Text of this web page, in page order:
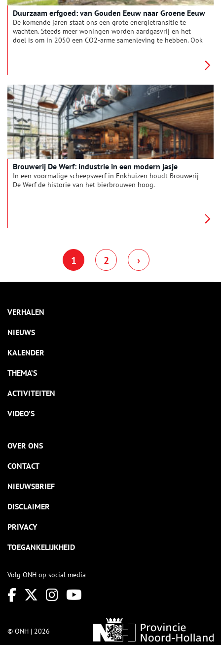
Duurzaam erfgoed: van Gouden Eeuw naar Groene Eeuw
De komende jaren staat ons een grote energietransitie te
wachten. Steeds meer woningen worden aardgasvrij en het
doel is om in 2050 een CO2-arme samenleving te hebben. Ook
Brouwerij De Werf: industrie in een modern jasje
In een voormalige scheepswerf in Enkhuizen houdt Brouwerij
De Werf de historie van het bierbrouwen hoog.
1 2 ›
VERHALEN
NIEUWS
KALENDER
THEMA’S
ACTIVITEITEN
VIDEO’S
OVER ONS
CONTACT
NIEUWSBRIEF
DISCLAIMER
PRIVACY
TOEGANKELIJKHEID
Volg ONH op social media
© ONH | 2026